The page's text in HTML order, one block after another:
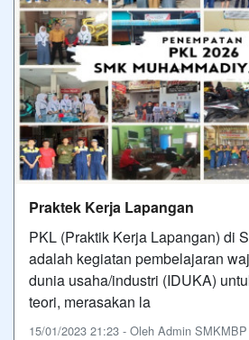
Praktek Kerja Lapangan
PKL (Praktik Kerja Lapangan) di
adalah kegiatan pembelajaran
dunia usaha/industri (IDUKA)
teori, merasakan la
15/01/2023 21:23 - Oleh Admin